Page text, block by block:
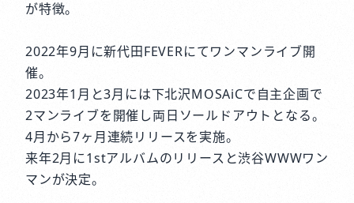
が特徴。
2022年9月に新代田FEVERにてワンマンライブ開
催。
2023年1月と3月には下北沢MOSAiCで自主企画で
2マンライブを開催し両日ソールドアウトとなる。
4月から7ヶ月連続リリースを実施。
来年2月に1stアルバムのリリースと渋谷WWWワン
マンが決定。